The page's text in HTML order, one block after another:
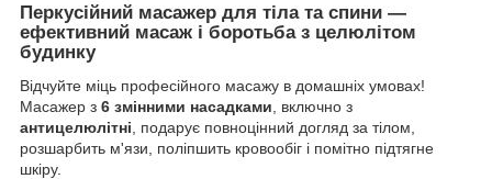
Перкусійний масажер для тіла та спини —
ефективний масаж і боротьба з целюлітом
будинку
Відчуйте міць професійного масажу в домашніх умовах!
Масажер з 6 змінними насадками , включно з
антицелюлітні , подарує повноцінний догляд за тілом,
розшарбить м'язи, поліпшить кровообіг і помітно підтягне
шкіру.